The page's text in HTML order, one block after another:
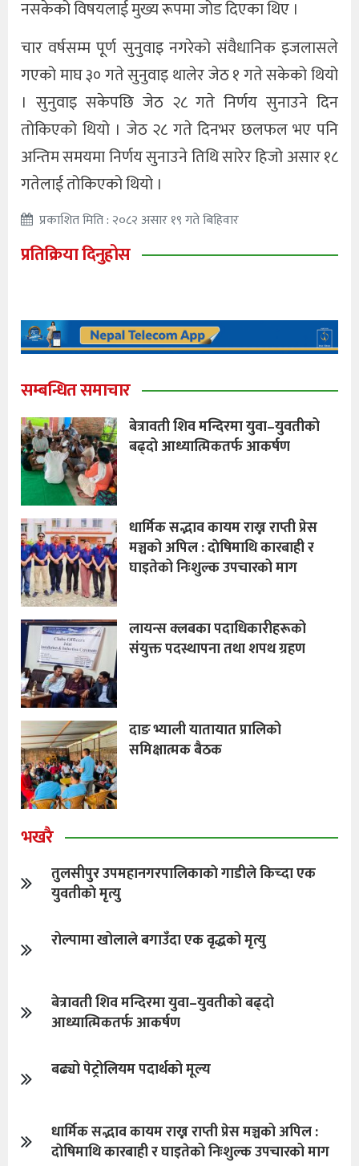
नसकेको विषयलाई मुख्य रूपमा जोड दिएका थिए ।
चार वर्षसम्म पूर्ण सुनुवाइ नगरेको संवैधानिक इजलासले
गएको माघ ३० गते सुनुवाइ थालेर जेठ १ गते सकेको थियो
। सुनुवाइ सकेपछि जेठ २८ गते निर्णय सुनाउने दिन
तोकिएको थियो । जेठ २८ गते दिनभर छलफल भए पनि
अन्तिम समयमा निर्णय सुनाउने तिथि सारेर हिजो असार १८
गतेलाई तोकिएको थियो ।
प्रकाशित मिति : २०८२ असार १९ गते बिहिवार
प्रतिक्रिया दिनुहोस
सम्बन्धित समाचार
बेत्रावती शिव मन्दिरमा युवा–युवतीको
बढ्दो आध्यात्मिकतर्फ आकर्षण
धार्मिक सद्भाव कायम राख्न राप्ती प्रेस
मञ्चको अपिल : दाेषिमाथि कारबाही र
घाइतेको निःशुल्क उपचारको माग
लायन्स क्लबका पदाधिकारीहरूको
संयुक्त पदस्थापना तथा शपथ ग्रहण
दाङ भ्याली यातायात प्रालिको
समिक्षात्मक बैठक
भखरै
तुलसीपुर उपमहानगरपालिकाकाे गाडीले किच्दा एक
युवतीकाे मृत्यु
रोल्पामा खोलाले बगाउँदा एक वृद्धको मृत्यु
बेत्रावती शिव मन्दिरमा युवा–युवतीको बढ्दो
आध्यात्मिकतर्फ आकर्षण
बढ्यो पेट्रोलियम पदार्थको मूल्य
धार्मिक सद्भाव कायम राख्न राप्ती प्रेस मञ्चको अपिल :
दाेषिमाथि कारबाही र घाइतेको निःशुल्क उपचारको माग